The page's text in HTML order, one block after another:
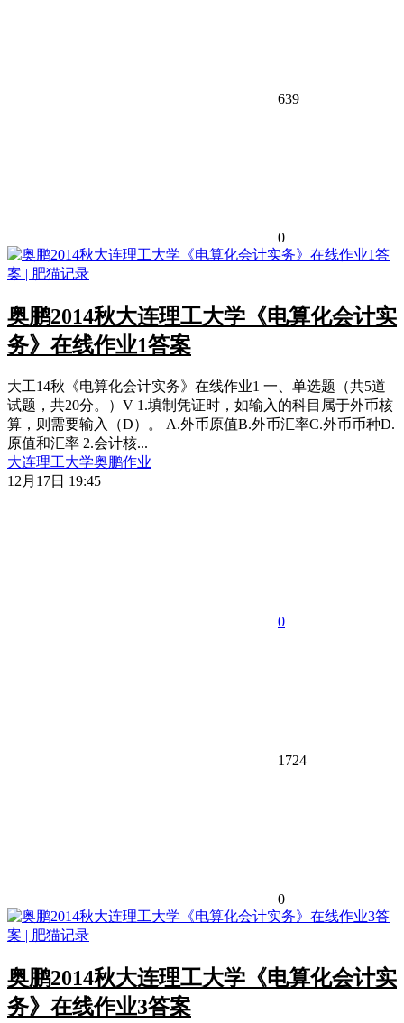
639
0
奥鹏2014秋大连理工大学《电算化会计实
务》在线作业1答案
大工14秋《电算化会计实务》在线作业1 一、单选题（共5道
试题，共20分。）V 1.填制凭证时，如输入的科目属于外币核
算，则需要输入（D）。 A.外币原值B.外币汇率C.外币币种D.
原值和汇率 2.会计核...
大连理工大学奥鹏作业
12月17日 19:45
0
1724
0
奥鹏2014秋大连理工大学《电算化会计实
务》在线作业3答案